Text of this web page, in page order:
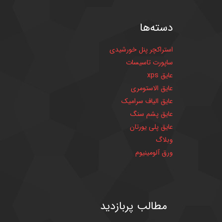
دسته‌ها
استراکچر پنل خورشیدی
ساپورت تاسیسات
عایق xps
عایق الاستومری
عایق الیاف سرامیک
عایق پشم سنگ
عایق پلی یورتان
وبلاگ
ورق آلومینیوم
مطالب پربازدید